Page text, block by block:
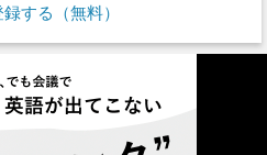
する（無料）